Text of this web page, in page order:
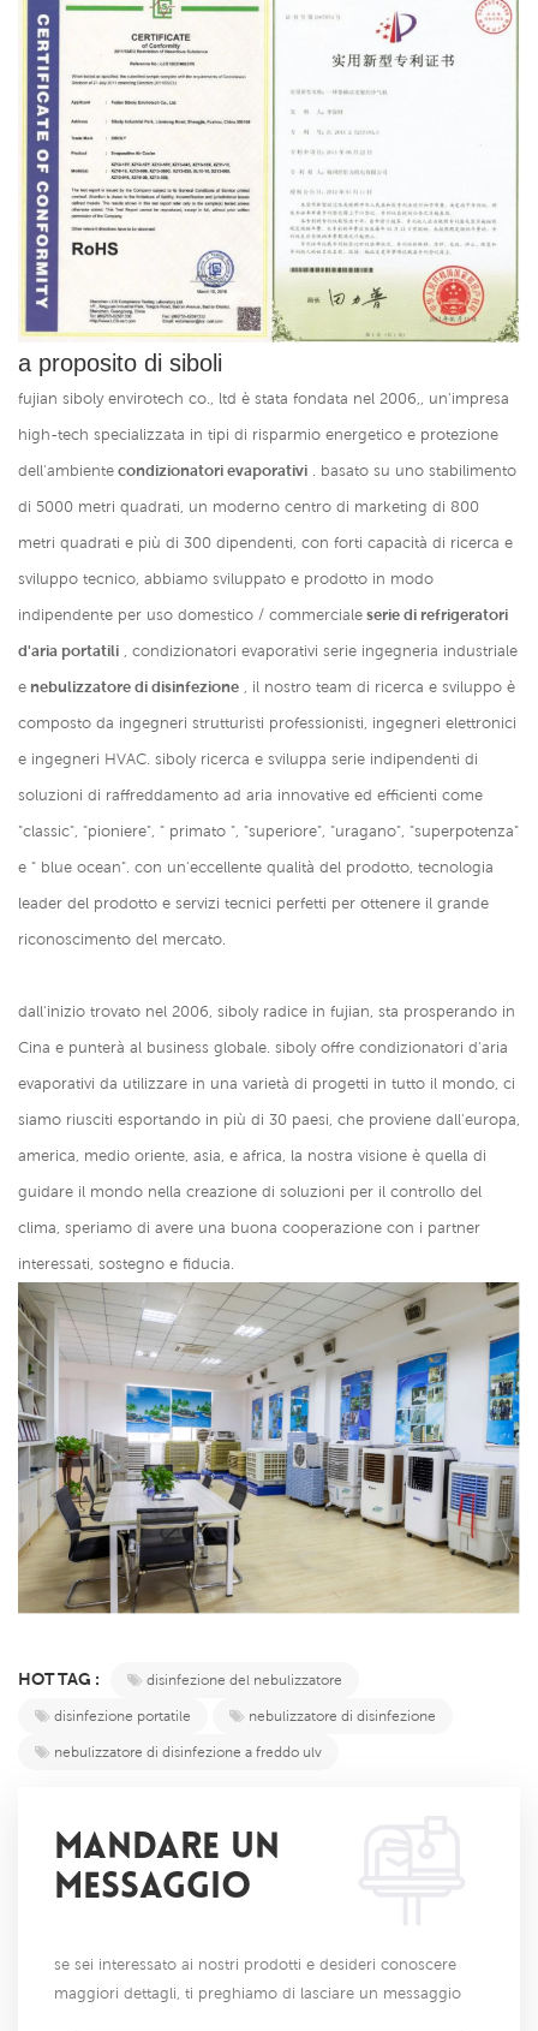
a proposito di siboli
fujian siboly envirotech co., ltd è stata fondata nel 2006,, un'impresa
high-tech specializzata in tipi di risparmio energetico e protezione
dell'ambiente condizionatori evaporativi . basato su uno stabilimento
di 5000 metri quadrati, un moderno centro di marketing di 800
metri quadrati e più di 300 dipendenti, con forti capacità di ricerca e
sviluppo tecnico, abbiamo sviluppato e prodotto in modo
indipendente per uso domestico / commerciale serie di refrigeratori
d'aria portatili , condizionatori evaporativi serie ingegneria industriale
e nebulizzatore di disinfezione , il nostro team di ricerca e sviluppo è
composto da ingegneri strutturisti professionisti, ingegneri elettronici
e ingegneri HVAC. siboly ricerca e sviluppa serie indipendenti di
soluzioni di raffreddamento ad aria innovative ed efficienti come
"classic", "pioniere", " primato ", "superiore", "uragano", "superpotenza"
e " blue ocean". con un'eccellente qualità del prodotto, tecnologia
leader del prodotto e servizi tecnici perfetti per ottenere il grande
riconoscimento del mercato.
dall'inizio trovato nel 2006, siboly radice in fujian, sta prosperando in
Cina e punterà al business globale. siboly offre condizionatori d'aria
evaporativi da utilizzare in una varietà di progetti in tutto il mondo, ci
siamo riusciti esportando in più di 30 paesi, che proviene dall'europa,
america, medio oriente, asia, e africa, la nostra visione è quella di
guidare il mondo nella creazione di soluzioni per il controllo del
clima, speriamo di avere una buona cooperazione con i partner
interessati, sostegno e fiducia.
HOT TAG :
disinfezione del nebulizzatore
disinfezione portatile
nebulizzatore di disinfezione
nebulizzatore di disinfezione a freddo ulv
MANDARE UN
MESSAGGIO
se sei interessato ai nostri prodotti e desideri conoscere
maggiori dettagli, ti preghiamo di lasciare un messaggio